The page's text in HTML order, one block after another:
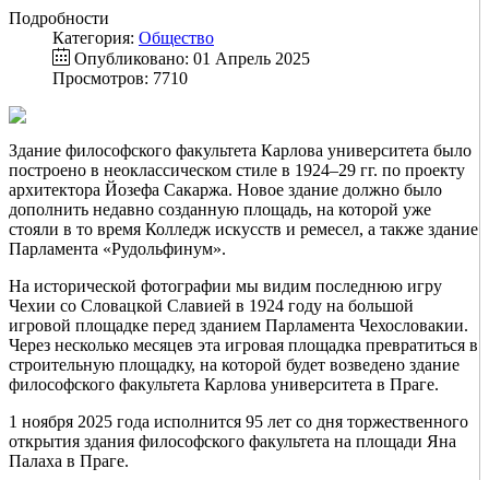
Подробности
Категория: Общество
Опубликовано: 01 Апрель 2025
Просмотров: 7710
Здание философского факультета Карлова университета было
построено в неоклассическом стиле в 1924–29 гг. по проекту
архитектора Йозефа Сакаржа. Новое здание должно было
дополнить недавно созданную площадь, на которой уже
стояли в то время Колледж искусств и ремесел, а также здание
Парламента «Рудольфинум».
На исторической фотографии мы видим последнюю игру
Чехии со Словацкой Славией в 1924 году на большой
игровой площадке перед зданием Парламента Чехословакии.
Через несколько месяцев эта игровая площадка превратиться в
строительную площадку, на которой будет возведено здание
философского факультета Карлова университета в Праге.
1 ноября 2025 года исполнится 95 лет со дня торжественного
открытия здания философского факультета на площади Яна
Палаха в Праге.